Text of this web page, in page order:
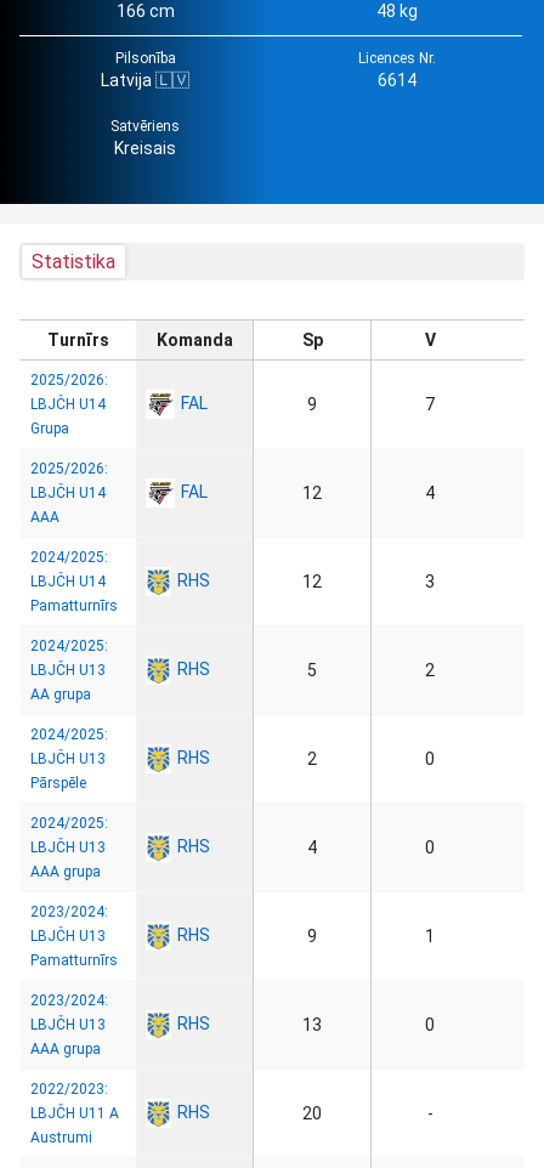
166 cm 48 kg
Pilsonība
Latvija 🇱🇻
Licences Nr.
6614
Satvēriens
Kreisais
Statistika
Turnīrs Komanda Sp V
2025/2026:
LBJČH U14
Grupa
FAL 9 7
2025/2026:
LBJČH U14
AAA
FAL 12 4
2024/2025:
LBJČH U14
Pamatturnīrs
RHS 12 3
2024/2025:
LBJČH U13
AA grupa
RHS 5 2
2024/2025:
LBJČH U13
Pārspēle
RHS 2 0
2024/2025:
LBJČH U13
AAA grupa
RHS 4 0
2023/2024:
LBJČH U13
Pamatturnīrs
RHS 9 1
2023/2024:
LBJČH U13
AAA grupa
RHS 13 0
2022/2023:
LBJČH U11 A
Austrumi
RHS 20 -